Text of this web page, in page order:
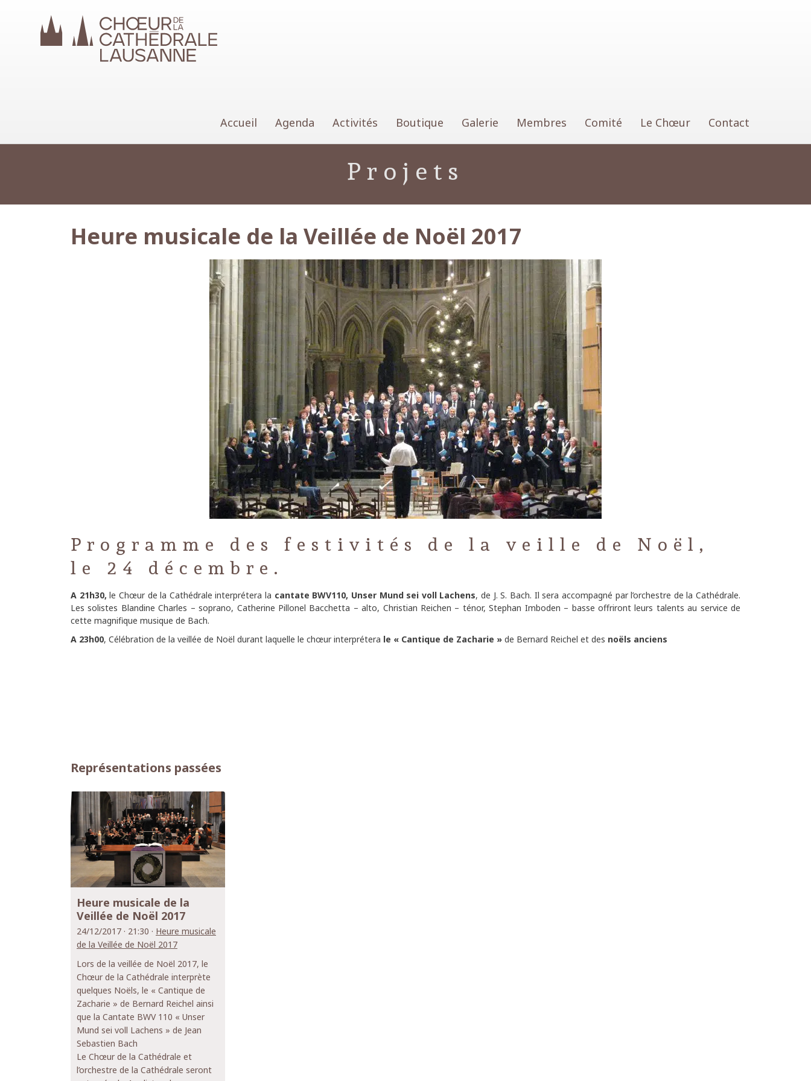
Accueil Agenda Activités Boutique Galerie Membres Comité Le Chœur Contact
Projets
Heure musicale de la Veillée de Noël 2017
Programme des festivités de la veille de Noël,
le 24 décembre.
A 21h30, le Chœur de la Cathédrale interprétera la cantate BWV110, Unser Mund sei voll Lachens, de J. S. Bach. Il sera accompagné par l’orchestre de la Cathédrale.
Les solistes Blandine Charles – soprano, Catherine Pillonel Bacchetta – alto, Christian Reichen – ténor, Stephan Imboden – basse offriront leurs talents au service de
cette magnifique musique de Bach.
A 23h00, Célébration de la veillée de Noël durant laquelle le chœur interprétera le « Cantique de Zacharie » de Bernard Reichel et des noëls anciens
Représentations passées
Heure musicale de la
Veillée de Noël 2017
24/12/2017 · 21:30 · Heure musicale
de la Veillée de Noël 2017
Lors de la veillée de Noël 2017, le
Chœur de la Cathédrale interprète
quelques Noëls, le « Cantique de
Zacharie » de Bernard Reichel ainsi
que la Cantate BWV 110 « Unser
Mund sei voll Lachens » de Jean
Sebastien Bach
Le Chœur de la Cathédrale et
l’orchestre de la Cathédrale seront